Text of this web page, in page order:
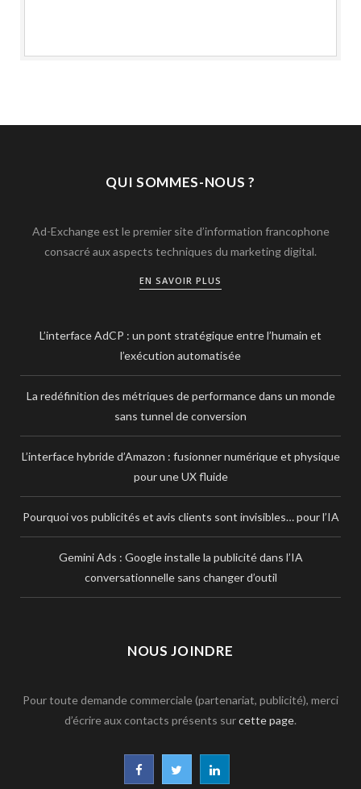
QUI SOMMES-NOUS ?
Ad-Exchange est le premier site d’information francophone
consacré aux aspects techniques du marketing digital.
EN SAVOIR PLUS
L’interface AdCP : un pont stratégique entre l’humain et
l’exécution automatisée
La redéfinition des métriques de performance dans un monde
sans tunnel de conversion
L’interface hybride d’Amazon : fusionner numérique et physique
pour une UX fluide
Pourquoi vos publicités et avis clients sont invisibles… pour l’IA
Gemini Ads : Google installe la publicité dans l’IA
conversationnelle sans changer d’outil
NOUS JOINDRE
Pour toute demande commerciale (partenariat, publicité), merci
d’écrire aux contacts présents surcette page.
F L